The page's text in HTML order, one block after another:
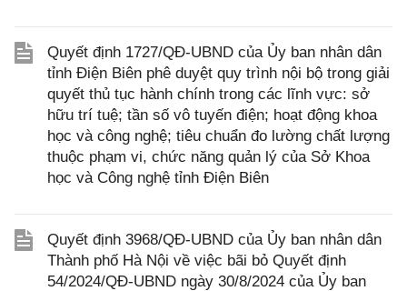
Quyết định 1727/QĐ-UBND của Ủy ban nhân dân
tỉnh Điện Biên phê duyệt quy trình nội bộ trong giải
quyết thủ tục hành chính trong các lĩnh vực: sở
hữu trí tuệ; tần số vô tuyến điện; hoạt động khoa
học và công nghệ; tiêu chuẩn đo lường chất lượng
thuộc phạm vi, chức năng quản lý của Sở Khoa
học và Công nghệ tỉnh Điện Biên
Quyết định 3968/QĐ-UBND của Ủy ban nhân dân
Thành phố Hà Nội về việc bãi bỏ Quyết định
54/2024/QĐ-UBND ngày 30/8/2024 của Ủy ban